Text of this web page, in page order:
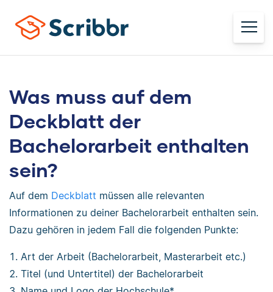
Was muss auf dem
Deckblatt der
Bachelorarbeit enthalten
sein?
Auf dem Deckblatt müssen alle relevanten
Informationen zu deiner Bachelorarbeit enthalten sein.
Dazu gehören in jedem Fall die folgenden Punkte:
Art der Arbeit (Bachelorarbeit, Masterarbeit etc.)
Titel (und Untertitel) der Bachelorarbeit